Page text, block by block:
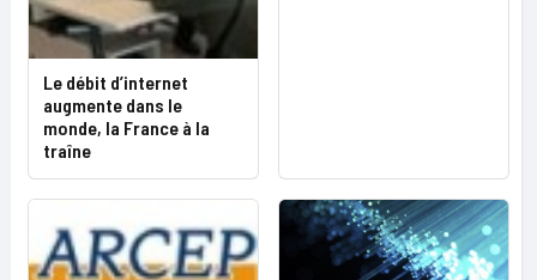
Le débit d’internet
augmente dans le
monde, la France à la
traîne